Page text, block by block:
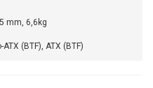
mm, 6,6kg
(BTF), ATX (BTF)